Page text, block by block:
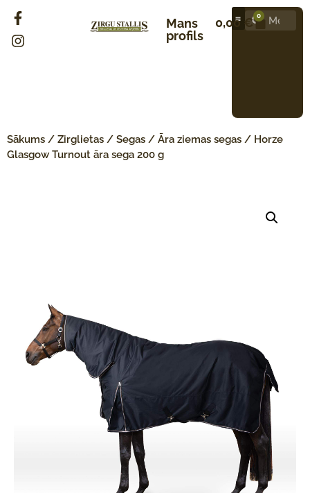
Mans
profils
0,00 € 0
Sākums / Zirglietas / Segas / Āra ziemas segas / Horze
Glasgow Turnout āra sega 200 g